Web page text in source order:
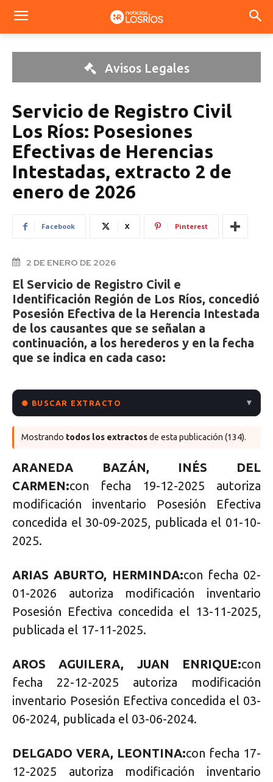
Avisos Legales
Servicio de Registro Civil
Los Ríos: Posesiones
Efectivas de Herencias
Intestadas, extracto 2 de
enero de 2026
Facebook X Pinterest
2 DE ENERO DE 2026
El Servicio de Registro Civil e
Identificación Región de Los Ríos, concedió
Posesión Efectiva de la Herencia Intestada
de los causantes que se señalan a
continuación, a los herederos y en la fecha
que se indica en cada caso:
● BUSCAR EXTRACTO
Mostrando todos los extractosde esta publicación (134).
ARANEDA BAZÁN, INÉS DEL
CARMEN:con fecha 19-12-2025 autoriza
modificación inventario Posesión Efectiva
concedida el 30-09-2025, publicada el 01-10-
2025.
ARIAS ABURTO, HERMINDA:con fecha 02-
01-2026 autoriza modificación inventario
Posesión Efectiva concedida el 13-11-2025,
publicada el 17-11-2025.
AROS AGUILERA, JUAN ENRIQUE:con
fecha 22-12-2025 autoriza modificación
inventario Posesión Efectiva concedida el 03-
06-2024, publicada el 03-06-2024.
DELGADO VERA, LEONTINA:con fecha 17-
12-2025 autoriza modificación inventario